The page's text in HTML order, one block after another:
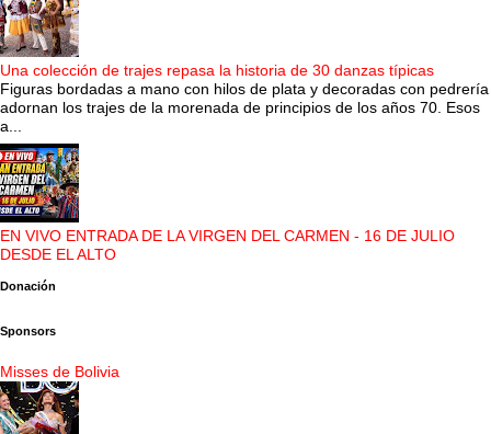
Una colección de trajes repasa la historia de 30 danzas típicas
Figuras bordadas a mano con hilos de plata y decoradas con pedrería
adornan los trajes de la morenada de principios de los años 70. Esos
a...
EN VIVO ENTRADA DE LA VIRGEN DEL CARMEN - 16 DE JULIO
DESDE EL ALTO
Donación
Sponsors
Misses de Bolivia